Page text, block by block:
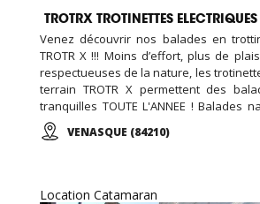
Venez découvrir nos balades en
TROTR X !!! Moins d’effort, plus de
respectueuses de la nature, les
terrain TROTR X permettent des
tranquilles TOUTE L'ANNEE ! Balades
dans le Vaucluse ! La gamme de
Scoot 20 et E-Scoot 24 vous
confortable...
VENASQUE (84210)
Location Catamaran